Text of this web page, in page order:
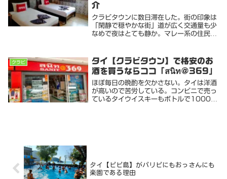
介
クラビタウンに数日滞在した。街の印象は
「閑静で穏やかな街」道が広く交通量も少
なめで夜はとても静か。マレー系の住民や
ナンビーチに比べて物価も安く。外国人向
けコンドなど...
クラビ
タイ【クラビタウン】で格安のお
酒を買うならココ「สนิท@369」
ほぼ毎日の晩酌を欠かさない。タイは洋酒
が高いので苦労している。コンビニで売っ
ているタイウイスキーもボトルで1000円
タイ【ピピ島】がパリピにもおっさんにも
楽園である理由